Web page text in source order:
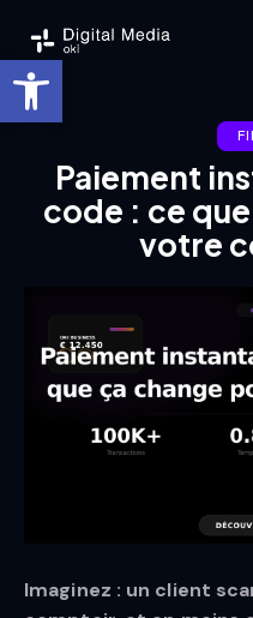
Ouvrir la barre d’outils
Paiement
code : ce
votre
Imaginez : un client